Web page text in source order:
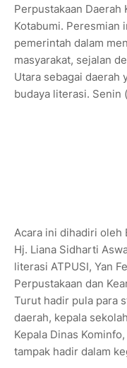
Perpustakaan Daerah
Kotabumi. Peresmian
pemerintah dalam
masyarakat, sejalan
Utara sebagai daerah
budaya literasi. Senin
Acara ini dihadiri oleh
Hj. Liana Sidharti
literasi ATPUSI, Yan
Perpustakaan dan
Turut hadir pula para
daerah, kepala
Kepala Dinas
tampak hadir dalam